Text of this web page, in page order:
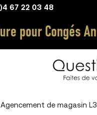
67 22 03 48
Agencement de magasin L3